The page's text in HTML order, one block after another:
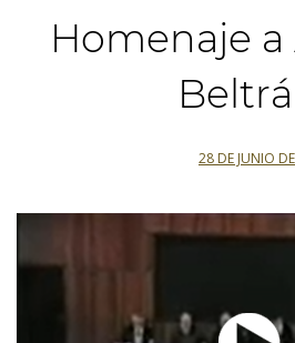
Homenaje
28 DE JUNIO